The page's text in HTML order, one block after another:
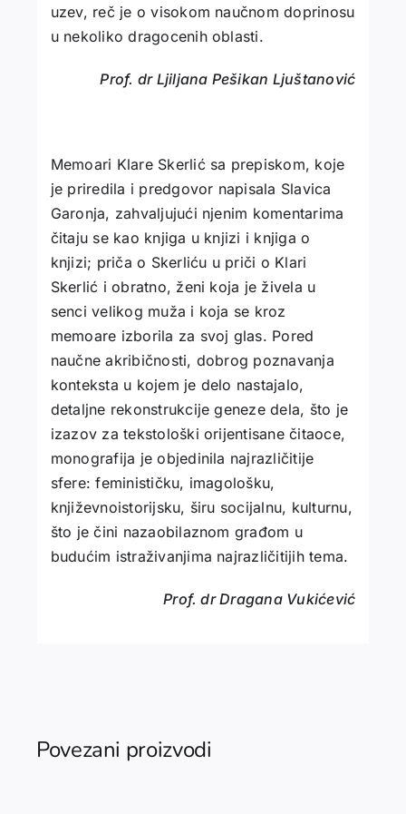
uzev, reč je o visokom naučnom doprinosu
u nekoliko dragocenih oblasti.
Prof. dr Ljilјana Pešikan Ljuštanović
Memoari Klare Skerlić sa prepiskom, koje
je priredila i predgovor napisala Slavica
Garonja, zahvalјujući njenim komentarima
čitaju se kao knjiga u knjizi i knjiga o
knjizi; priča o Skerliću u priči o Klari
Skerlić i obratno, ženi koja je živela u
senci velikog muža i koja se kroz
memoare izborila za svoj glas. Pored
naučne akribičnosti, dobrog poznavanja
konteksta u kojem je delo nastajalo,
detalјne rekonstrukcije geneze dela, što je
izazov za tekstološki orijentisane čitaoce,
monografija je objedinila najrazličitije
sfere: feminističku, imagološku,
književnoistorijsku, širu socijalnu, kulturnu,
što je čini nazaobilaznom građom u
budućim istraživanjima najrazličitijih tema.
Prof. dr Dragana Vukićević
Povezani proizvodi